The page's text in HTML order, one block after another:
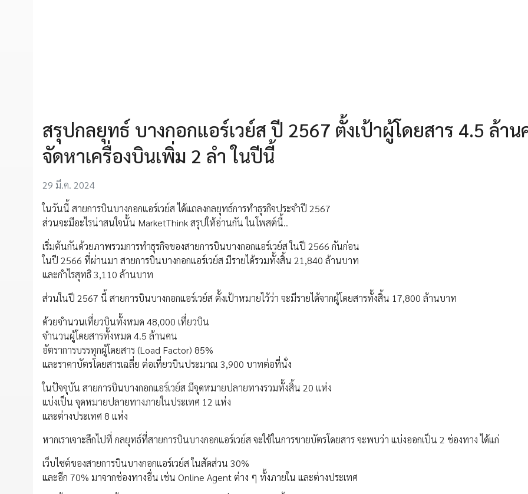
สรุปกลยุทธ์ บางกอกแอร์เวย์ส ปี 2567 ตั้งเป้าผู้โดยสาร 4.5 ล้า
จัดหาเครื่องบินเพิ่ม 2 ลำ ในปีนี้
29 มี.ค. 2024
ในวันนี้ สายการบินบางกอกแอร์เวย์ส ได้แถลงกลยุทธ์การทำธุรกิจประจำปี 2567
ส่วนจะมีอะไรน่าสนใจนั้น MarketThink สรุปให้อ่านกัน ในโพสต์นี้..
เริ่มต้นกันด้วยภาพรวมการทำธุรกิจของสายการบินบางกอกแอร์เวย์ส ในปี 2566 กันก่อน
ในปี 2566 ที่ผ่านมา สายการบินบางกอกแอร์เวย์ส มีรายได้รวมทั้งสิ้น 21,840 ล้านบาท
และกำไรสุทธิ 3,110 ล้านบาท
ส่วนในปี 2567 นี้ สายการบินบางกอกแอร์เวย์ส ตั้งเป้าหมายไว้ว่า จะมีรายได้จากผู้โดยสารทั้งสิ้น 17,800 ล้านบาท
ด้วยจำนวนเที่ยวบินทั้งหมด 48,000 เที่ยวบิน
จำนวนผู้โดยสารทั้งหมด 4.5 ล้านคน
อัตราการบรรทุกผู้โดยสาร (Load Factor) 85%
และราคาบัตรโดยสารเฉลี่ย ต่อเที่ยวบินประมาณ 3,900 บาทต่อที่นั่ง
ในปัจจุบัน สายการบินบางกอกแอร์เวย์ส มีจุดหมายปลายทางรวมทั้งสิ้น 20 แห่ง
แบ่งเป็น จุดหมายปลายทางภายในประเทศ 12 แห่ง
และต่างประเทศ 8 แห่ง
หากเราเจาะลึกไปที่ กลยุทธ์ที่สายการบินบางกอกแอร์เวย์ส จะใช้ในการขายบัตรโดยสาร จะพบว่า แบ่งออกเป็น 2 ช่องทาง ได้แก่
เว็บไซต์ของสายการบินบางกอกแอร์เวย์ส ในสัดส่วน 30%
และอีก 70% มาจากช่องทางอื่น เช่น Online Agent ต่าง ๆ ทั้งภายใน และต่างประเทศ